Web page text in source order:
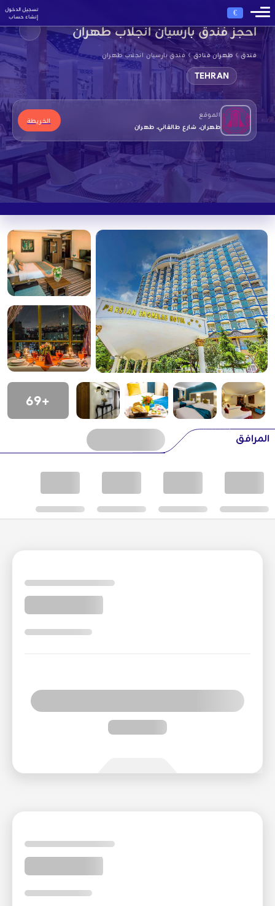
€
تسجيل الدخول
إنشاء حساب
احجز فندق بارسيان انجلاب طهران
فندق › طهران فنادق › فندق بارسيان انجلاب طهران
TEHRAN
الموقع
طهران، شارع طالقاني، طهران
الخريطة
+69
المرافق